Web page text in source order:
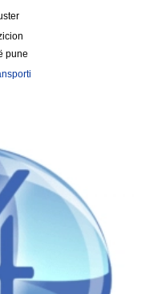
pune